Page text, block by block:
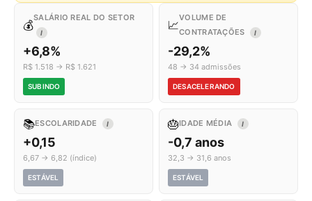
💰
SALÁRIO REAL DO SETOR
I
+6,8%
R$ 1.518 → R$ 1.621
SUBINDO
📈
VOLUME DE
CONTRATAÇÕES
I
-29,2%
48 → 34 admissões
DESACELERANDO
📚ESCOLARIDADE I
+0,15
6,67 → 6,82 (índice)
ESTÁVEL
🎂IDADE MÉDIA I
-0,7 anos
32,3 → 31,6 anos
ESTÁVEL